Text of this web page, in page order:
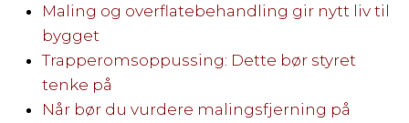
Maling og overflatebehandling gir nytt liv til
bygget
Trapperomsoppussing: Dette bør styret
tenke på
Når bør du vurdere malingsfjerning på